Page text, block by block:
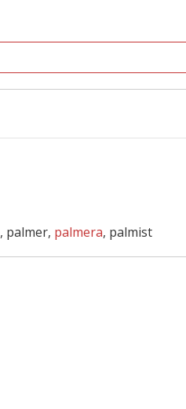
, palmer, palmera, palmist